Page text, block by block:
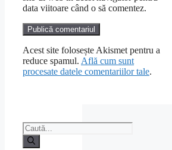
data viitoare când o să comentez.
Acest site folosește Akismet pentru a
reduce spamul. Află cum sunt
procesate datele comentariilor tale.
Caută
după: